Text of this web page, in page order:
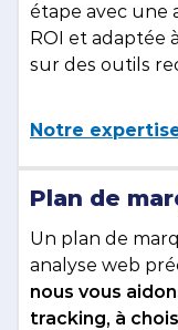
étape avec une
ROI et adaptée
sur des outils
Notre
Plan de
Un plan de
analyse web
nous vous
tracking, à